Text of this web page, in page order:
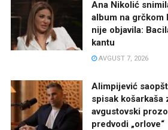
Ana Nikolić
album na grčkom
nije objavila:
kantu
AVGUST 7, 2026
Alimpijević
spisak košarkaša
avgustovski
predvodi „orlove“